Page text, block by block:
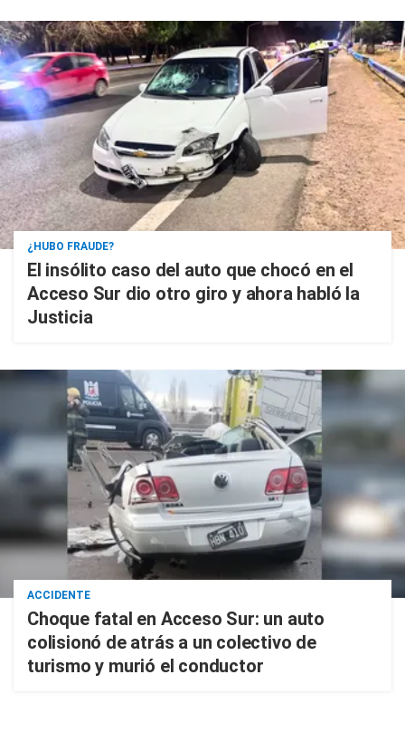
¿HUBO FRAUDE?
El insólito caso del auto que chocó en el
Acceso Sur dio otro giro y ahora habló la
Justicia
ACCIDENTE
Choque fatal en Acceso Sur: un auto
colisionó de atrás a un colectivo de
turismo y murió el conductor